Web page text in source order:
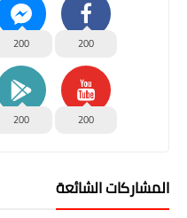
200
200
200
200
المشاركات الشائعة